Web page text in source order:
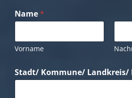
Name *
Vorname
Stadt/ Kommune/ Landkreis/